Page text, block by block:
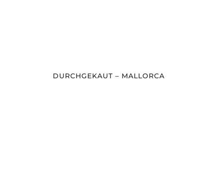
DURCHGEKAUT – MALLORCA